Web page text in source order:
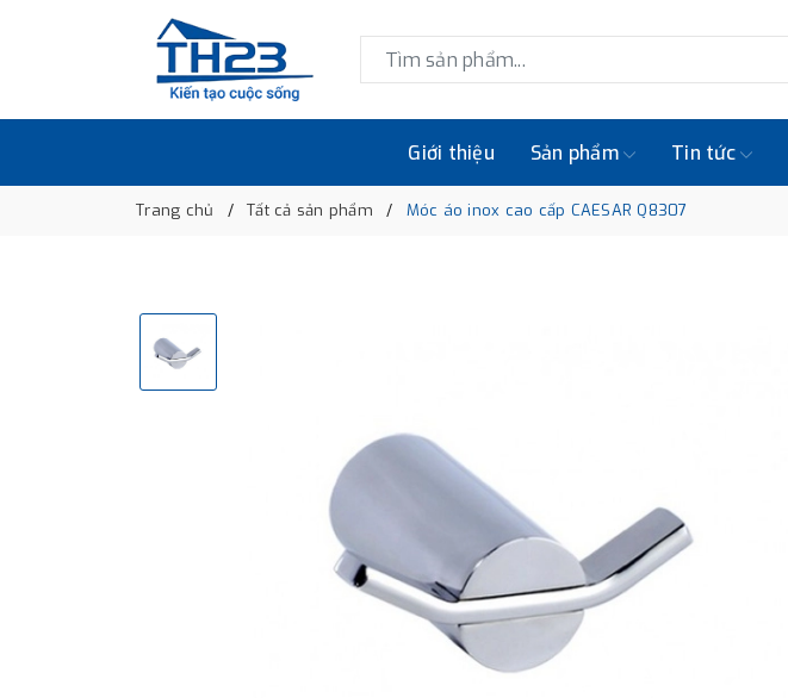
Giới thiệu Sản phẩm Tin tức
Trang chủ Tất cả sản phẩm Móc áo inox cao cấp CAESAR Q8307